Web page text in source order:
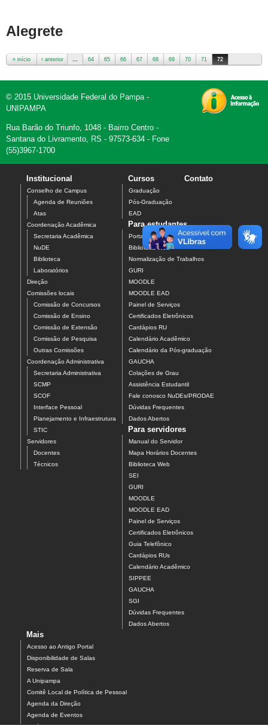
Alegrete
« início ‹ anterior … 64 65 66 67 68 69 70 71 72
© 2015 Universidade Federal do Pampa -
UNIPAMPA
Rua Barão do Triunfo, 1048 - Bairro Centro -
Santana do Livramento, RS - 97573-634 - Fone
(55)3967-1700
Institucional
Conselho de Campus
Agenda de Reuniões
Atas
Coordenação Acadêmica
Secretaria Acadêmica
NuDE
Biblioteca
Laboratórios
Direção
Comissões locais
Comissão de Concursos
Comissão de Ensino
Comissão de Extensão
Comissão de Pesquisa
Outras Comissões
Coordenação Administrativa
Secretaria Administrativa
SCMP
SCOF
Interface Pessoal
Planejamento e Infraestrutura
STIC
Servidores
Docentes
Técnicos
Cursos
Graduação
Pós-Graduação
EAD
Contato
Para estudantes
Portal do Aluno
Biblioteca Web
Normalização de Trabalhos
GURI
MOODLE
MOODLE EAD
Painel de Serviços
Certificados Eletrônicos
Cardápios RU
Calendário Acadêmico
Calendário da Pós-graduação
GAUCHA
Colações de Grau
Assistência Estudantil
Fale conosco NuDEs/PRODAE
Dúvidas Frequentes
Dados Abertos
Para servidores
Manual do Servidor
Mapa Horários Docentes
Biblioteca Web
SEI
GURI
MOODLE
MOODLE EAD
Painel de Serviços
Certificados Eletrônicos
Guia Telefônico
Cardápios RUs
Calendário Acadêmico
SIPPEE
GAUCHA
SGI
Dúvidas Frequentes
Dados Abertos
Mais
Acesso ao Antigo Portal
Disponibilidade de Salas
Reserva de Sala
A Unipampa
Comitê Local de Política de Pessoal
Agenda da Direção
Agenda de Eventos